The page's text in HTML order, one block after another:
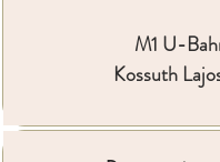
M1 U-
Kossuth